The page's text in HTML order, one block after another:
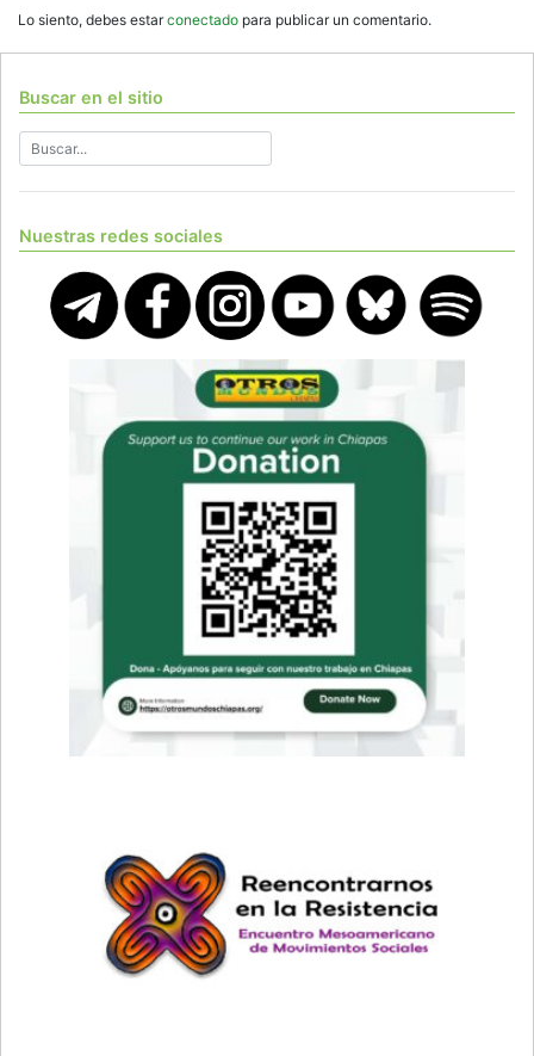
Lo siento, debes estarconectado para publicar un comentario.
Buscar en el sitio
Nuestras redes sociales